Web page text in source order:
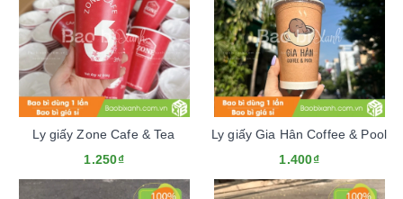
Ly giấy Zone Cafe & Tea
1.250₫
Ly giấy Gia Hân Coffee & Pool
1.400₫